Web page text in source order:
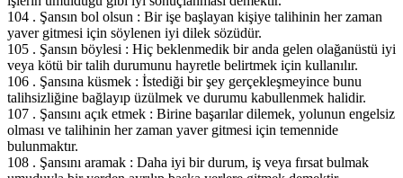
104 . Şansın bol olsun : Bir işe başlayan kişiye talihinin her zaman
yaver gitmesi için söylenen iyi dilek sözüdür.
105 . Şansın böylesi : Hiç beklenmedik bir anda gelen olağanüstü iyi
veya kötü bir talih durumunu hayretle belirtmek için kullanılır.
106 . Şansına küsmek : İstediği bir şey gerçekleşmeyince bunu
talihsizliğine bağlayıp üzülmek ve durumu kabullenmek halidir.
107 . Şansını açık etmek : Birine başarılar dilemek, yolunun engelsiz
olması ve talihinin her zaman yaver gitmesi için temennide
bulunmaktır.
108 . Şansını aramak : Daha iyi bir durum, iş veya fırsat bulmak